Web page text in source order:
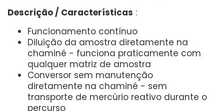
Descrição / Características :
Funcionamento contínuo
Diluição da amostra diretamente na
chaminé - funciona praticamente com
qualquer matriz de amostra
Conversor sem manutenção
diretamente na chaminé - sem
transporte de mercúrio reativo durante o
percurso